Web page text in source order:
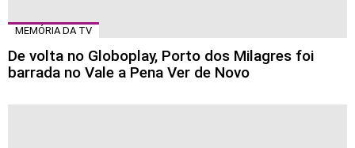
MEMÓRIA DA TV
De volta no Globoplay, Porto dos Milagres foi
barrada no Vale a Pena Ver de Novo